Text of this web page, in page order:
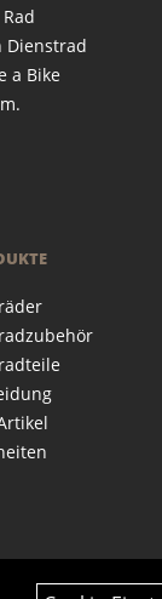
Dienstrad
a Bike